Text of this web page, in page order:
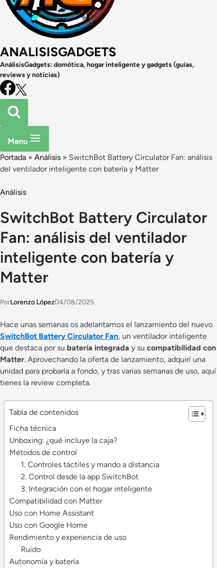
ANALISISGADGETS
AnálisisGadgets: domótica, hogar inteligente y gadgets (guías,
reviews y noticias)
Menu
Portada » Análisis » SwitchBot Battery Circulator Fan: análisis
del ventilador inteligente con batería y Matter
Análisis
SwitchBot Battery Circulator
Fan: análisis del ventilador
inteligente con batería y
Matter
PorLorenzo López04/08/2025
Hace unas semanas os adelantamos el lanzamiento del nuevo
SwitchBot Battery Circulator Fan, un ventilador inteligente
que destaca por su batería integrada y su compatibilidad con
Matter. Aprovechando la oferta de lanzamiento, adquirí una
unidad para probarla a fondo, y tras varias semanas de uso, aquí
tienes la review completa.
Tabla de contenidos
Ficha técnica
Unboxing: ¿qué incluye la caja?
Métodos de control
1. Controles táctiles y mando a distancia
2. Control desde la app SwitchBot
3. Integración con el hogar inteligente
Compatibilidad con Matter
Uso con Home Assistant
Uso con Google Home
Rendimiento y experiencia de uso
Ruido
Autonomía y batería